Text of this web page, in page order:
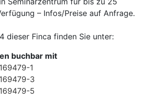
– Infos/Preise auf Anfrage.
dieser Finca finden Sie unter:
buchbar mit
1
3
5